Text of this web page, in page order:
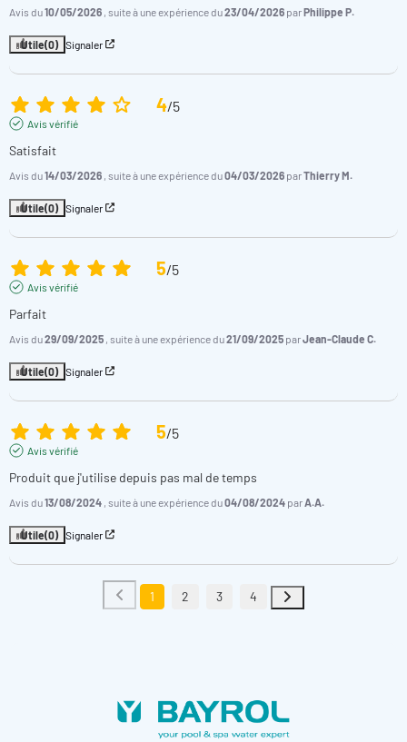
Avis du10/05/2026 , suite à une expérience du23/04/2026 parPhilippe P.
Utile(0) Signaler
4/5
Avis vérifié
Satisfait
Avis du14/03/2026 , suite à une expérience du04/03/2026 parThierry M.
Utile(0) Signaler
5/5
Avis vérifié
Parfait
Avis du29/09/2025 , suite à une expérience du21/09/2025 parJean-Claude C.
Utile(0) Signaler
5/5
Avis vérifié
Produit que j'utilise depuis pas mal de temps
Avis du13/08/2024 , suite à une expérience du04/08/2024 parA.A.
Utile(0) Signaler
1 2 3 4